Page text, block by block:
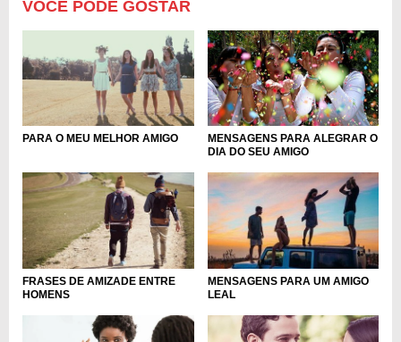
VOCÊ PODE GOSTAR
PARA O MEU MELHOR AMIGO
MENSAGENS PARA ALEGRAR O
DIA DO SEU AMIGO
FRASES DE AMIZADE ENTRE
HOMENS
MENSAGENS PARA UM AMIGO
LEAL